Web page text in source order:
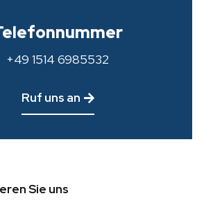
+49 1514 6985532
Ruf uns an
Sie uns